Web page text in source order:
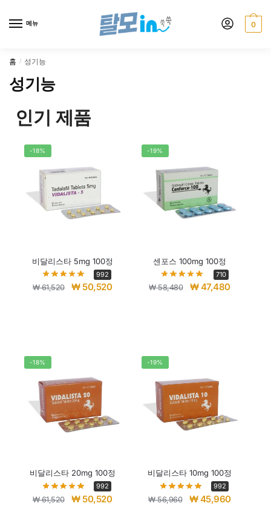
메뉴 0
홈 / 성기능
성기능
인기 제품
-18%
비달리스타 5mg 100정
992
₩61,520 ₩50,520
-19%
센포스 100mg 100정
710
₩58,480 ₩47,480
-18%
비달리스타 20mg 100정
992
₩61,520 ₩50,520
-19%
비달리스타 10mg 100정
992
₩56,960 ₩45,960